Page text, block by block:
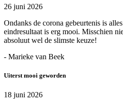
26 juni 2026
Ondanks de corona gebeurtenis is
eindresultaat is erg mooi. Misschien
absoluut wel de slimste keuze!
- Marieke van Beek
Uiterst mooi geworden
18 juni 2026